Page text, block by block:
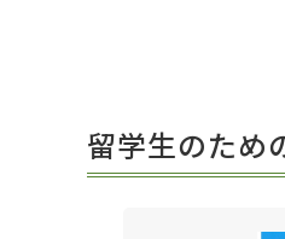
留学生のため